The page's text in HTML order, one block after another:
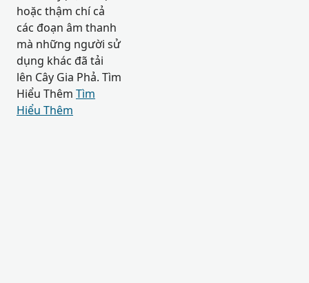
hoặc thậm chí cả
các đoạn âm thanh
mà những người sử
dụng khác đã tải
lên Cây Gia Phả. Tìm
Hiểu Thêm Tìm
Hiểu Thêm